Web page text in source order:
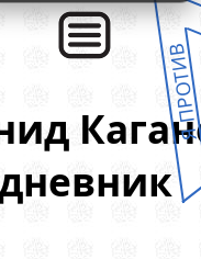
Я ПРОТИВ